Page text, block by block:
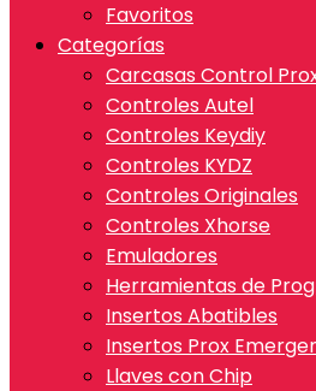
Favoritos
Categorías
Carcasas Control
Controles Autel
Controles Keydiy
Controles KYDZ
Controles Originales
Controles Xhorse
Emuladores
Herramientas de
Insertos Abatibles
Insertos Prox
Llaves con Chip